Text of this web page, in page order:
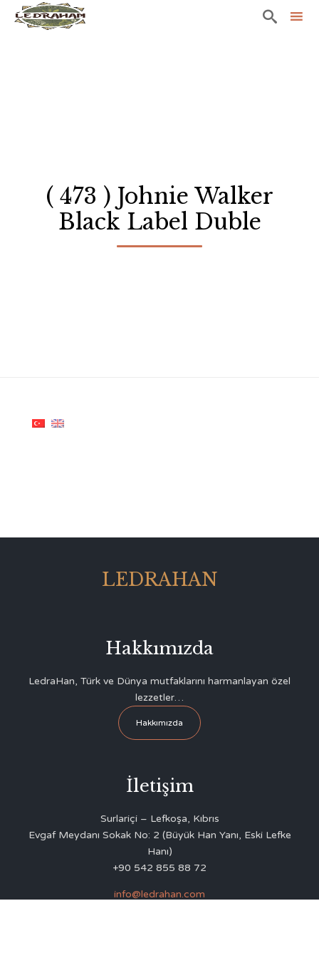

( 473 ) Johnie Walker
Black Label Duble
LEDRAHAN
Hakkımızda
LedraHan, Türk ve Dünya mutfaklarını harmanlayan özel
lezzetler…
Hakkımızda
İletişim
Surlariçi – Lefkoşa, Kıbrıs
Evgaf Meydanı Sokak No: 2 (Büyük Han Yanı, Eski Lefke
Hanı)
+90 542 855 88 72
info@ledrahan.com